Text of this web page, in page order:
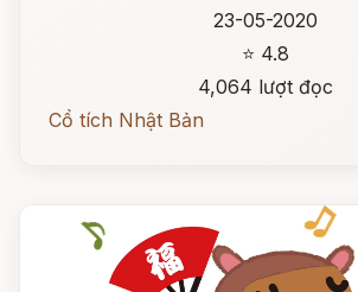
23-05-2020
⭐ 4.8
4,064 lượt đọc
Cổ tích Nhật Bản